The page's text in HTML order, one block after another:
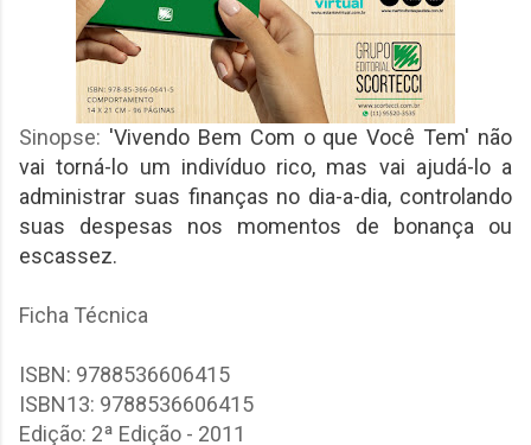
Sinopse: 'Vivendo Bem Com o que Você Tem' não
vai torná-lo um indivíduo rico, mas vai ajudá-lo a
administrar suas finanças no dia-a-dia, controlando
suas despesas nos momentos de bonança ou
escassez.
Ficha Técnica
ISBN: 9788536606415
ISBN13: 9788536606415
Edição: 2ª Edição - 2011